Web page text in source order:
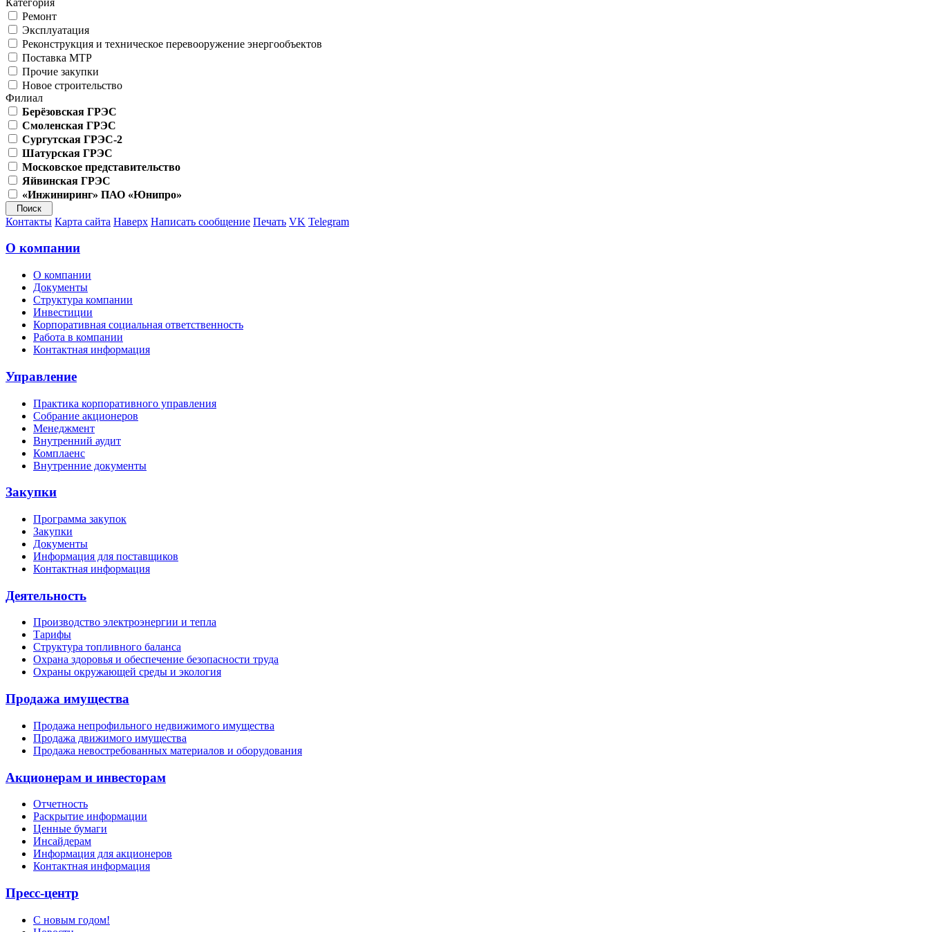
Ремонт
Эксплуатация
Реконструкция и техническое перевооружение энергообъектов
Поставка МТР
Прочие закупки
Новое строительство
Филиал
Берёзовская ГРЭС
Смоленская ГРЭС
Сургутская ГРЭС-2
Шатурская ГРЭС
Московское представительство
Яйвинская ГРЭС
«Инжиниринг» ПАО «Юнипро»
Контакты Карта сайта Наверх Написать сообщение Печать VK Telegram
О компании
О компании
Документы
Структура компании
Инвестиции
Корпоративная социальная ответственность
Работа в компании
Контактная информация
Управление
Практика корпоративного управления
Собрание акционеров
Менеджмент
Внутренний аудит
Комплаенс
Внутренние документы
Закупки
Программа закупок
Закупки
Документы
Информация для поставщиков
Контактная информация
Деятельность
Производство электроэнергии и тепла
Тарифы
Структура топливного баланса
Охрана здоровья и обеспечение безопасности труда
Охраны окружающей среды и экология
Продажа имущества
Продажа непрофильного недвижимого имущества
Продажа движимого имущества
Продажа невостребованных материалов и оборудования
Акционерам и инвесторам
Отчетность
Раскрытие информации
Ценные бумаги
Инсайдерам
Информация для акционеров
Контактная информация
Пресс-центр
С новым годом!